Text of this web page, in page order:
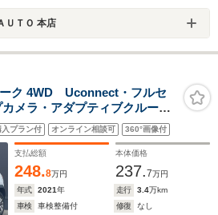
ＵＴＯ 本店
ク 4WD Uconnect・フルセ
メラ・アダプティブクルーズ
ントコントロール・オフロー
・LEDヘッドランプ・純正17
入プラン付 オンライン相談可 360°画像付
支払総額
248.8万円
本体価格
237.7万円
年式
2021年 走行 3.4万km
車検
車検整備付 修復
なし